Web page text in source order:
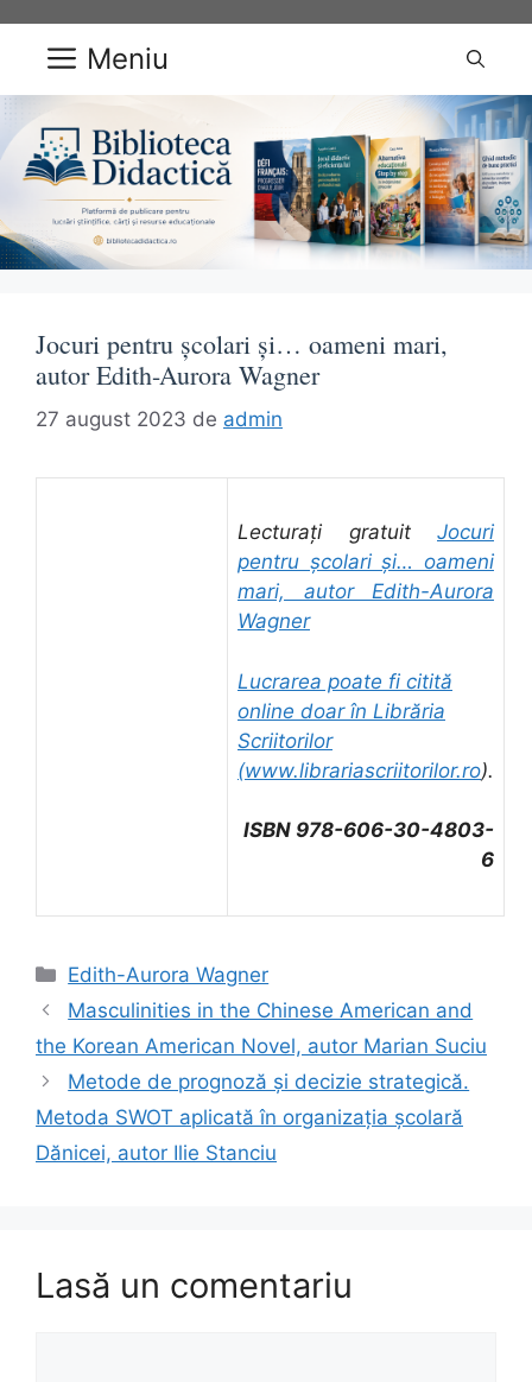
conținut Meniu
Jocuri pentru școlari și… oameni mari,
autor Edith-Aurora Wagner
27 august 2023 de admin
Lecturați gratuit Jocuri
pentru școlari și… oameni
mari, autor Edith-Aurora
Wagner
Lucrarea poate fi citită
online doar în Librăria
Scriitorilor
(www.librariascriitorilor.ro).
ISBN 978-606-30-4803-
6
Categorii
Edith-Aurora Wagner
Masculinities in the Chinese American and
the Korean American Novel, autor Marian Suciu
Metode de prognoză şi decizie strategică.
Metoda SWOT aplicată în organizaţia școlară
Dănicei, autor Ilie Stanciu
Lasă un comentariu